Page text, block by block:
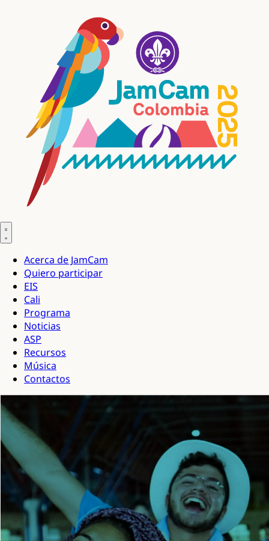
Acerca de JamCam
Quiero participar
EIS
Cali
Programa
Noticias
ASP
Recursos
Música
Contactos